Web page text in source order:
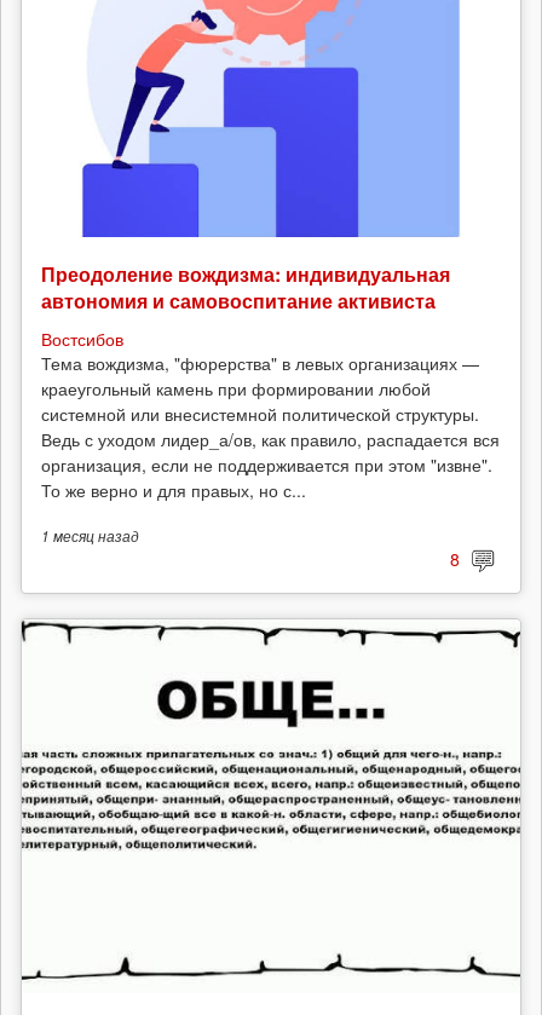
Преодоление вождизма: индивидуальная
автономия и самовоспитание активиста
Востсибов
Тема вождизма, "фюрерства" в левых организациях —
краеугольный камень при формировании любой
системной или внесистемной политической структуры.
Ведь с уходом лидер_а/ов, как правило, распадается вся
организация, если не поддерживается при этом "извне".
То же верно и для правых, но с...
1 месяцназад
8